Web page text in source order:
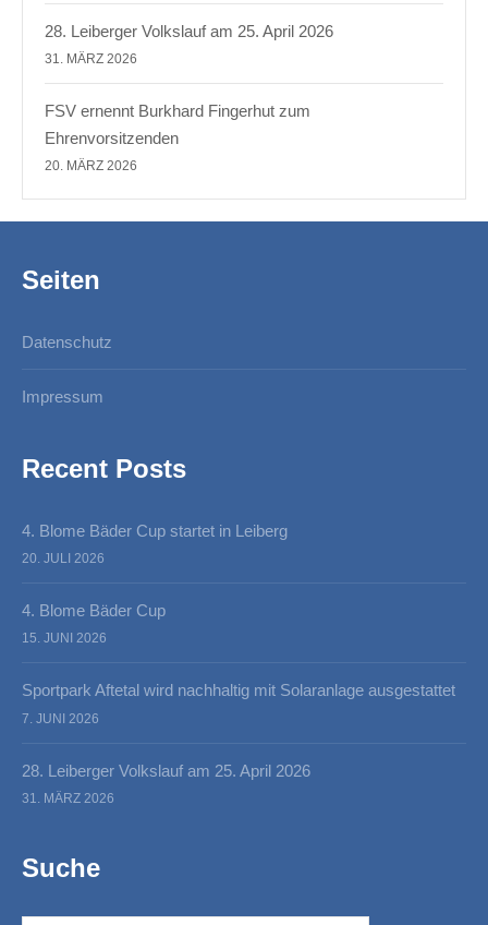
28. Leiberger Volkslauf am 25. April 2026
31. MÄRZ 2026
FSV ernennt Burkhard Fingerhut zum
Ehrenvorsitzenden
20. MÄRZ 2026
Seiten
Datenschutz
Impressum
Recent Posts
4. Blome Bäder Cup startet in Leiberg
20. JULI 2026
4. Blome Bäder Cup
15. JUNI 2026
Sportpark Aftetal wird nachhaltig mit Solaranlage ausgestattet
7. JUNI 2026
28. Leiberger Volkslauf am 25. April 2026
31. MÄRZ 2026
Suche